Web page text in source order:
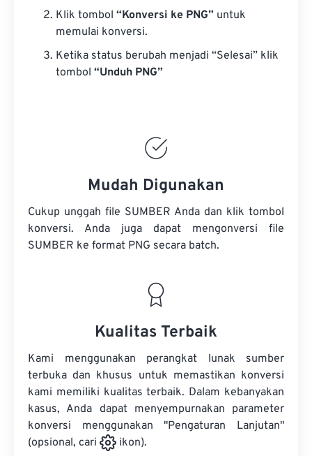
Klik tombol “Konversi ke PNG” untuk
memulai konversi.
Ketika status berubah menjadi “Selesai” klik
tombol “Unduh PNG”
Mudah Digunakan
Cukup unggah file SUMBER Anda dan klik tombol
konversi. Anda juga dapat mengonversi file
SUMBER ke format PNG secara batch.
Kualitas Terbaik
Kami menggunakan perangkat lunak sumber
terbuka dan khusus untuk memastikan konversi
kami memiliki kualitas terbaik. Dalam kebanyakan
kasus, Anda dapat menyempurnakan parameter
konversi menggunakan "Pengaturan Lanjutan"
(opsional, cari
ikon).